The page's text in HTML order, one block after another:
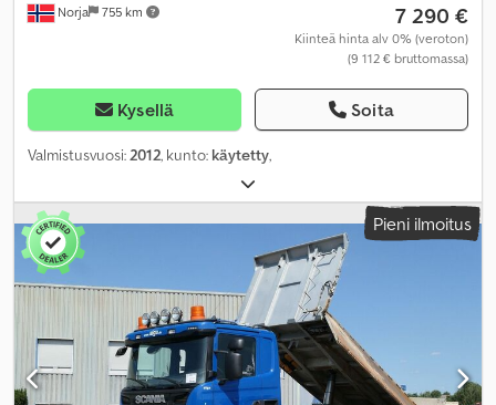
Norja 755 km 7 290 €
Kiinteä hinta alv 0% (veroton)
(9 112 € bruttomassa)
Kysellä Soita
Valmistusvuosi:2012, kunto: käytetty,
Pieni ilmoitus